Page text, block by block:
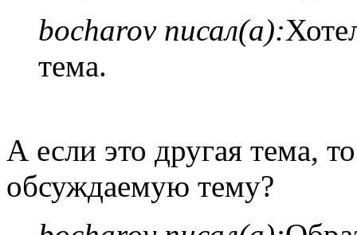
bocharov писал(а):
тема.
А если это другая тема,
обсуждаемую тему?